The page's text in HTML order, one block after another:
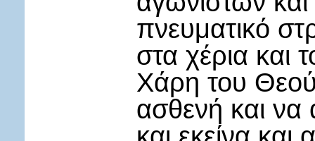
πνευματικό
στα χέρια και
Χάρη του
ασθενή και να